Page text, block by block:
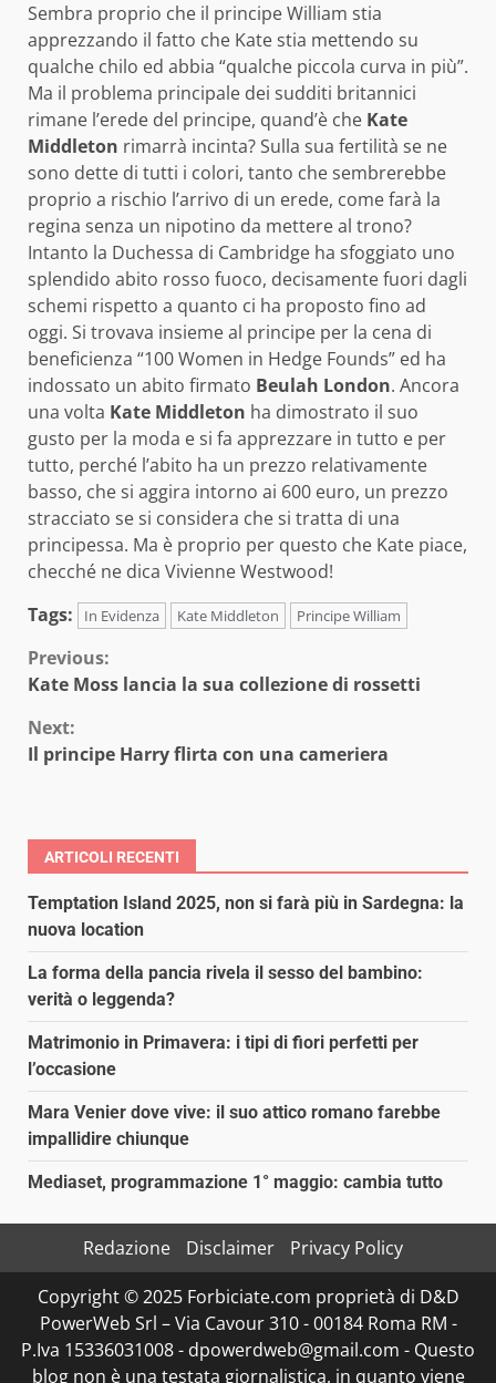
Sembra proprio che il principe William stia
apprezzando il fatto che Kate stia mettendo su
qualche chilo ed abbia “qualche piccola curva in più”.
Ma il problema principale dei sudditi britannici
rimane l’erede del principe, quand’è che Kate
Middleton rimarrà incinta? Sulla sua fertilità se ne
sono dette di tutti i colori, tanto che sembrerebbe
proprio a rischio l’arrivo di un erede, come farà la
regina senza un nipotino da mettere al trono?
Intanto la Duchessa di Cambridge ha sfoggiato uno
splendido abito rosso fuoco, decisamente fuori dagli
schemi rispetto a quanto ci ha proposto fino ad
oggi. Si trovava insieme al principe per la cena di
beneficienza “100 Women in Hedge Founds” ed ha
indossato un abito firmato Beulah London. Ancora
una volta Kate Middleton ha dimostrato il suo
gusto per la moda e si fa apprezzare in tutto e per
tutto, perché l’abito ha un prezzo relativamente
basso, che si aggira intorno ai 600 euro, un prezzo
stracciato se si considera che si tratta di una
principessa. Ma è proprio per questo che Kate piace,
checché ne dica Vivienne Westwood!
Tags:
In Evidenza Kate Middleton Principe William
Continue
Previous:
Kate Moss lancia la sua collezione di rossetti
Next:
Il principe Harry flirta con una cameriera
ARTICOLI RECENTI
Temptation Island 2025, non si farà più in Sardegna: la
nuova location
La forma della pancia rivela il sesso del bambino:
verità o leggenda?
Matrimonio in Primavera: i tipi di fiori perfetti per
l’occasione
Mara Venier dove vive: il suo attico romano farebbe
impallidire chiunque
Mediaset, programmazione 1° maggio: cambia tutto
Redazione Disclaimer
Privacy Policy
Copyright © 2025 Forbiciate.com proprietà di D&D
PowerWeb Srl – Via Cavour 310 - 00184 Roma RM -
P.Iva 15336031008 - dpowerdweb@gmail.com - Questo
blog non è una testata giornalistica, in quanto viene